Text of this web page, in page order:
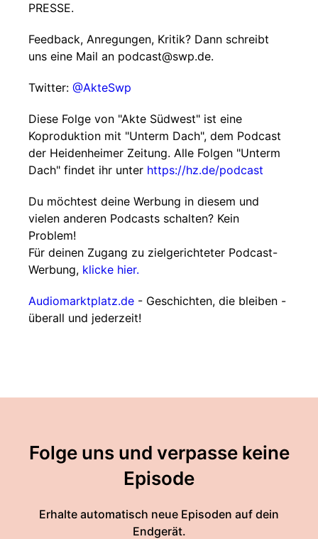
PRESSE.
Feedback, Anregungen, Kritik? Dann schreibt
uns eine Mail an podcast@swp.de.
Twitter: @AkteSwp
Diese Folge von "Akte Südwest" ist eine
Koproduktion mit "Unterm Dach", dem Podcast
der Heidenheimer Zeitung. Alle Folgen "Unterm
Dach" findet ihr unter https://hz.de/podcast
Du möchtest deine Werbung in diesem und
vielen anderen Podcasts schalten? Kein
Problem!
Für deinen Zugang zu zielgerichteter Podcast-
Werbung, klicke hier.
Audiomarktplatz.de - Geschichten, die bleiben -
überall und jederzeit!
Folge uns und verpasse keine
Episode
Erhalte automatisch neue Episoden auf dein
Endgerät.